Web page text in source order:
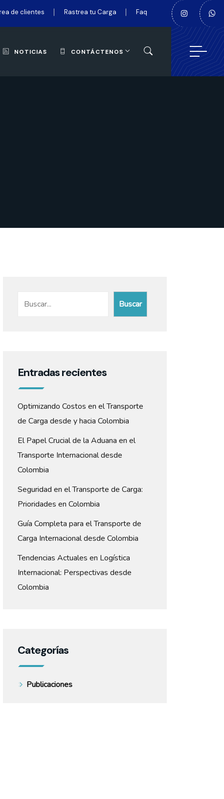
de clientes Rastrea tu Carga Faq
NOTICIAS CONTÁCTENOS
Buscar
Entradas recientes
Optimizando Costos en el Transporte
de Carga desde y hacia Colombia
El Papel Crucial de la Aduana en el
Transporte Internacional desde
Colombia
Seguridad en el Transporte de Carga:
Prioridades en Colombia
Guía Completa para el Transporte de
Carga Internacional desde Colombia
Tendencias Actuales en Logística
Internacional: Perspectivas desde
Colombia
Categorías
Publicaciones